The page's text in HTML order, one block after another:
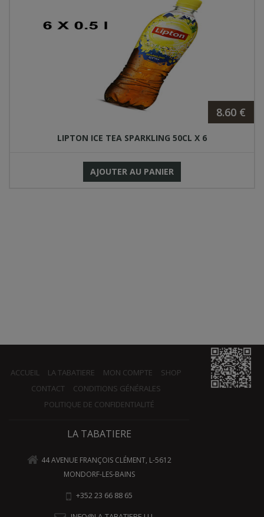
8.60 €
LIPTON ICE TEA SPARKLING 50CL X 6
AJOUTER AU PANIER
ACCUEIL LA TABATIERE MON COMPTE
SHOP
CONTACT
CONDITIONS GÉNÉRALES
POLITIQUE DE CONFIDENTIALITÉ
LA TABATIERE
44 AVENUE FRANÇOIS CLÉMENT, L-5612
MONDORF-LES-BAINS
+352 23 66 88 65